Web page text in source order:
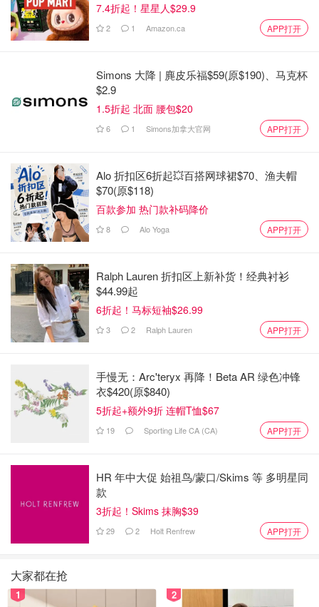
2，饺子皮上抹一层油，再放一张饺子皮，然后一直这样操
作。
7.4折起！星星人$29.9
2 1 Amazon.ca APP打开
Simons 大降 | 麂皮乐福$59(原$190)、马克杯
$2.9
1.5折起 北面 腰包$20
6 1 Simons加拿大官网 APP打开
Alo 折扣区6折起💥百搭网球裙$70、渔夫帽
$70(原$118)
百款参加 热门款补码降价
8 Alo Yoga APP打开
Ralph Lauren 折扣区上新补货！经典衬衫
$44.99起
6折起！马标短袖$26.99
3 2 Ralph Lauren APP打开
手慢无：Arc'teryx 再降！Beta AR 绿色冲锋
衣$420(原$840)
5折起+额外9折 连帽T恤$67
19 Sporting Life CA (CA) APP打开
HR 年中大促 始祖鸟/蒙口/Skims 等 多明星同
款
3折起！Skims 抹胸$39
29 2 Holt Renfrew APP打开
大家都在抢
1 2